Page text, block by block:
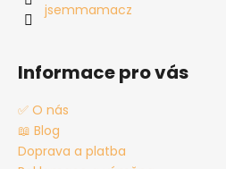
jsemmamacz
Informace pro vás
✅ O nás
📖 Blog
Doprava a platba